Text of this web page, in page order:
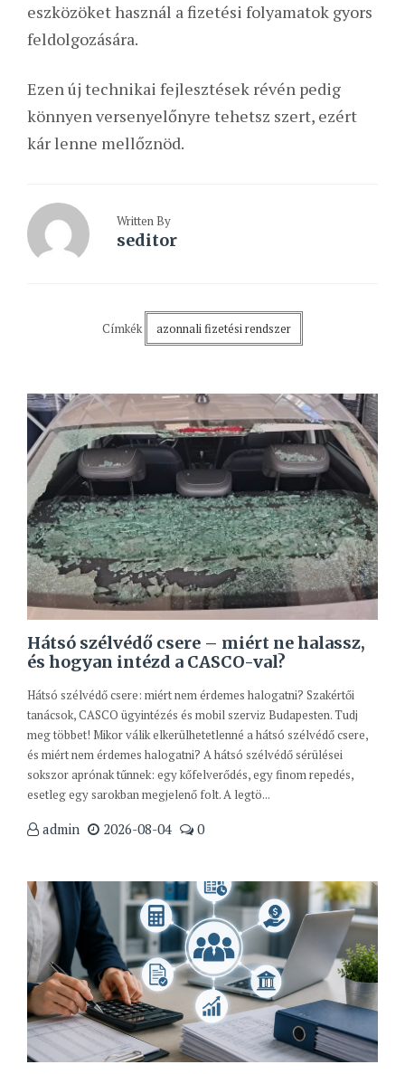
eszközöket használ a fizetési folyamatok gyors
feldolgozására.
Ezen új technikai fejlesztések révén pedig
könnyen versenyelőnyre tehetsz szert, ezért
kár lenne mellőznöd.
Written By
seditor
Címkék azonnali fizetési rendszer
Hátsó szélvédő csere – miért ne halassz,
és hogyan intézd a CASCO-val?
Hátsó szélvédő csere: miért nem érdemes halogatni? Szakértői
tanácsok, CASCO ügyintézés és mobil szerviz Budapesten. Tudj
meg többet! Mikor válik elkerülhetetlenné a hátsó szélvédő csere,
és miért nem érdemes halogatni? A hátsó szélvédő sérülései
sokszor aprónak tűnnek: egy kőfelverődés, egy finom repedés,
esetleg egy sarokban megjelenő folt. A legtö...
admin 2026-08-04 0